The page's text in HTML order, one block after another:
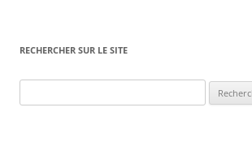
RECHERCHER SUR LE SITE